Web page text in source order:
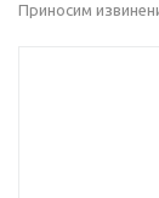
Приносим